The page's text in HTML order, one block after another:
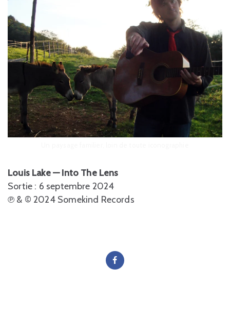
Louis Lake — Into The Lens
Sortie : 6 septembre 2024
℗ & © 2024 Somekind Records